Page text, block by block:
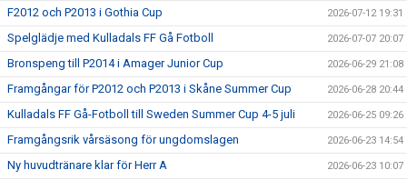
F2012 och P2013 i Gothia Cup 2026-07-12 19:31
Spelglädje med Kulladals FF Gå Fotboll 2026-07-07 20:07
Bronspeng till P2014 i Amager Junior Cup 2026-06-29 21:08
Framgångar för P2012 och P2013 i Skåne Summer Cup 2026-06-28 20:44
Kulladals FF Gå-Fotboll till Sweden Summer Cup 4-5 juli 2026-06-25 09:26
Framgångsrik vårsäsong för ungdomslagen 2026-06-23 14:54
Ny huvudtränare klar för Herr A 2026-06-23 10:07